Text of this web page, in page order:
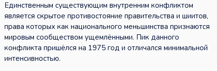
Единственным существующим внутренним конфликтом
является скрытое противостояние правительства и шиитов,
права которых как национального меньшинства признаются
мировым сообществом ущемлёнными. Пик данного
конфликта пришёлся на 1975 год и отличался минимальной
интенсивностью.